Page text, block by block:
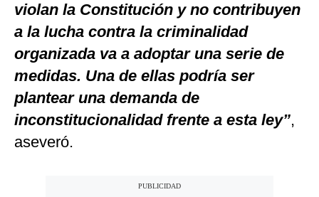
violan la Constitución y no contribuyen
a la lucha contra la criminalidad
organizada va a adoptar una serie de
medidas. Una de ellas podría ser
plantear una demanda de
inconstitucionalidad frente a esta ley”,
aseveró.